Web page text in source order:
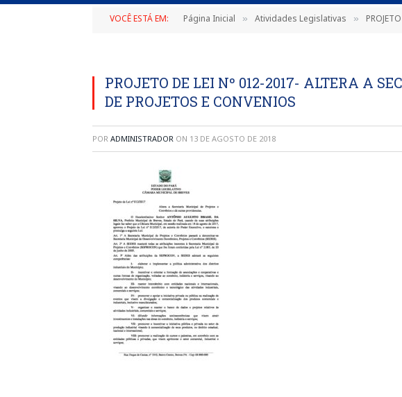
VOCÊ ESTÁ EM: Página Inicial » Atividades Legislativas »
PROJETO DE LEI Nº 012-2017- ALTERA A
DE PROJETOS E CONVENIOS
POR ADMINISTRADOR ON 13 DE AGOSTO DE 2018